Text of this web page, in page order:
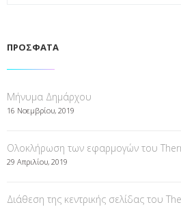
ΠΡΟΣΦΑΤΑ
Μήνυμα Δημάρχου
16 Νοεμβρίου, 2019
Ολοκλήρωση των εφαρμογών του
29 Απριλίου, 2019
Διάθεση της κεντρικής σελίδας του